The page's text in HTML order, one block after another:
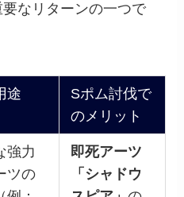
なリターンの一つで
途
Sポム討伐で
のメリット
強力
ツの
即死アーツ
「シャドウ